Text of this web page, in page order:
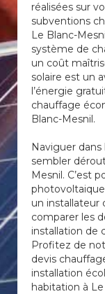
réalisées sur
subventions
Le Blanc-
système de
un coût
solaire est un
l’énergie
chauffage
Blanc-Mesnil.
Naviguer
sembler
Mesnil. C’est
un installateur
comparer les
installation de
Profitez de
devis
installation
habitation à